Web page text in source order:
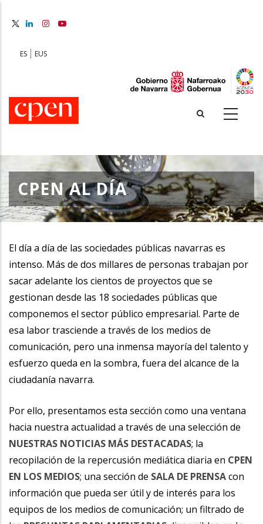
content
ES EUS
CPEN AL DÍA
El día a día de las sociedades públicas navarras es
intenso. Más de dos millares de personas trabajan por
sacar adelante los cientos de proyectos que se
gestionan desde las 18 sociedades públicas que
componemos el sector público empresarial. Parte de
esa labor trasciende a través de los medios de
comunicación, pero una inmensa mayoría del talento y
esfuerzo queda en la sombra, fuera del alcance de la
ciudadanía navarra.
Por ello, presentamos esta sección como una ventana
hacia nuestra actualidad a través de una selección de
NUESTRAS NOTICIAS MÁS DESTACADAS; la
recopilación de la repercusión mediática diaria en CPEN
EN LOS MEDIOS; una sección de SALA DE PRENSAcon
información que pueda ser útil y de interés para los
equipos de los medios de comunicación; un filtrado de